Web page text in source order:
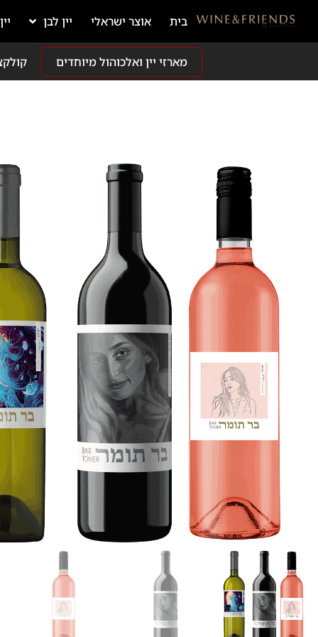
בית אוצר ישראלי יין לבן
מארזי יין ואלכוהול מיוחדים